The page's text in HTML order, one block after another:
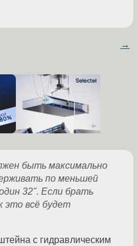
→
быть максимально
по меньшей
32". Если брать
это всё будет
с гидравлическим